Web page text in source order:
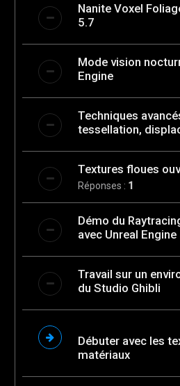
Nanite Voxel
5.7
Mode vision
Engine
Techniques
tessellation,
Textures floues
Réponses : 1
Démo du
avec Unreal Engine
Travail sur un
du Studio Ghibli
Débuter avec les
matériaux